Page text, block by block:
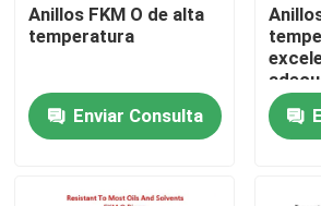
Todos los casos
anillos o de goma
Anillos FKM O de alta
temperatura
Enviar Consulta
gas y